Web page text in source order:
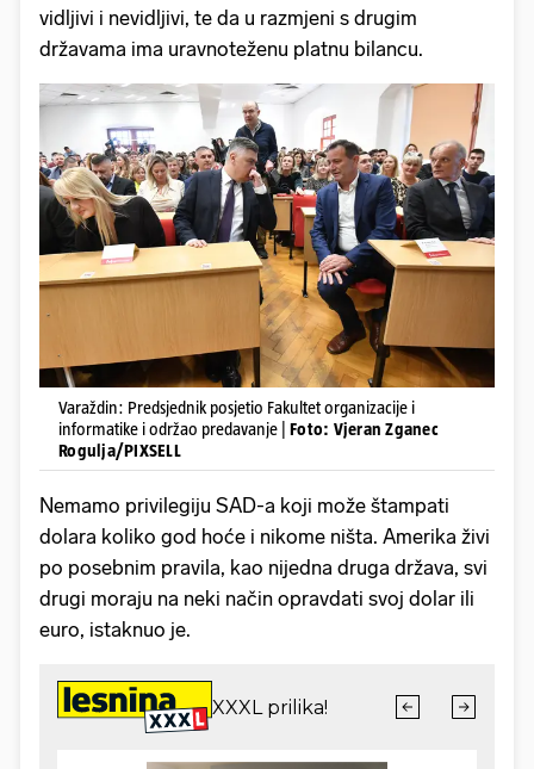
vidljivi i nevidljivi, te da u razmjeni s drugim
državama ima uravnoteženu platnu bilancu.
Varaždin: Predsjednik posjetio Fakultet organizacije i
informatike i održao predavanje | Foto: Vjeran Zganec
Rogulja/PIXSELL
Nemamo privilegiju SAD-a koji može štampati
dolara koliko god hoće i nikome ništa. Amerika živi
po posebnim pravila, kao nijedna druga država, svi
drugi moraju na neki način opravdati svoj dolar ili
euro, istaknuo je.